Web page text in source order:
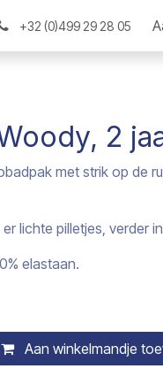
+32 (0)499 29 28 05
2
met strik op de
lichte pilletjes, verder
elastaan.
Aan winkelmandje